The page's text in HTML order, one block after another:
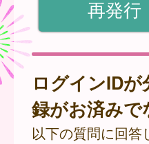
ログインID
録がお済みで
以下の質問に回答